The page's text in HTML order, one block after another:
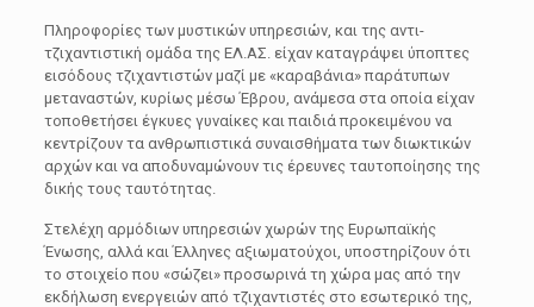
Πληροφορίες των μυστικών υπηρεσιών, και της αντι-
τζιχαντιστική ομάδα της ΕΛ.ΑΣ. είχαν καταγράψει ύποπτες
εισόδους τζιχαντιστών μαζί με «καραβάνια» παράτυπων
μεταναστών, κυρίως μέσω Έβρου, ανάμεσα στα οποία είχαν
τοποθετήσει έγκυες γυναίκες και παιδιά προκειμένου να
κεντρίζουν τα ανθρωπιστικά συναισθήματα των διωκτικών
αρχών και να αποδυναμώνουν τις έρευνες ταυτοποίησης της
δικής τους ταυτότητας.
Στελέχη αρμόδιων υπηρεσιών χωρών της Ευρωπαϊκής
Ένωσης, αλλά και Έλληνες αξιωματούχοι, υποστηρίζουν ότι
το στοιχείο που «σώζει» προσωρινά τη χώρα μας από την
εκδήλωση ενεργειών από τζιχαντιστές στο εσωτερικό της,